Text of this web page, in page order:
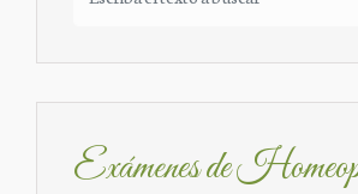
Exámenes de